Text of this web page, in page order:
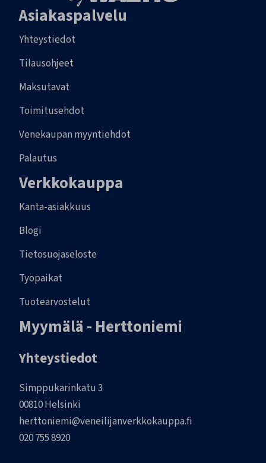
Asiakaspalvelu
Yhteystiedot
Tilausohjeet
Maksutavat
Toimitusehdot
Venekaupan myyntiehdot
Palautus
Verkkokauppa
Kanta-asiakkuus
Blogi
Tietosuojaseloste
Työpaikat
Tuotearvostelut
Myymälä - Herttoniemi
Yhteystiedot
Simppukarinkatu 3
00810 Helsinki
herttoniemi@veneilijanverkkokauppa.fi
020 755 8920